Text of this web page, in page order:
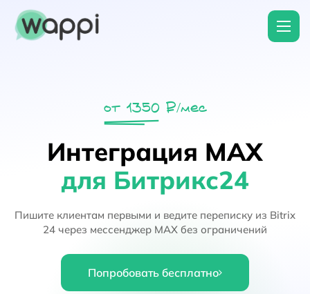
от 1350 ₽/мес
Интеграция MAX
для Битрикс24
Пишите клиентам первыми и ведите переписку из Bitrix
24 через мессенджер MAX без ограничений
Попробовать бесплатно